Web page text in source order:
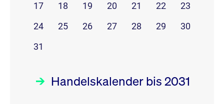
17
18 19 20 21 22
23
24
25 26 27 28 29
30
31
Handelskalender bis 2031